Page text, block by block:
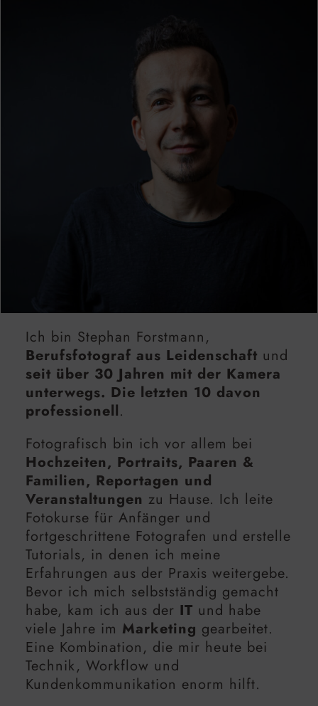
Ich bin Stephan Forstmann,
Berufsfotograf aus Leidenschaft und
seit über 30 Jahren mit der Kamera
unterwegs. Die letzten 10 davon
professionell.
Fotografisch bin ich vor allem bei
Hochzeiten, Portraits, Paaren &
Familien, Reportagen und
Veranstaltungen zu Hause. Ich leite
Fotokurse für Anfänger und
fortgeschrittene Fotografen und erstelle
Tutorials, in denen ich meine
Erfahrungen aus der Praxis weitergebe.
Bevor ich mich selbstständig gemacht
habe, kam ich aus der IT und habe
viele Jahre im Marketing gearbeitet.
Eine Kombination, die mir heute bei
Technik, Workflow und
Kundenkommunikation enorm hilft.